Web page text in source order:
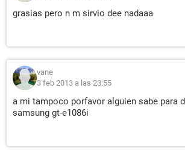
grasias pero n m sirvio dee nadaaa
vane
3 feb 2013 a las 23:55
a mi tampoco porfavor alguien sabe para
samsung gt-e1086i